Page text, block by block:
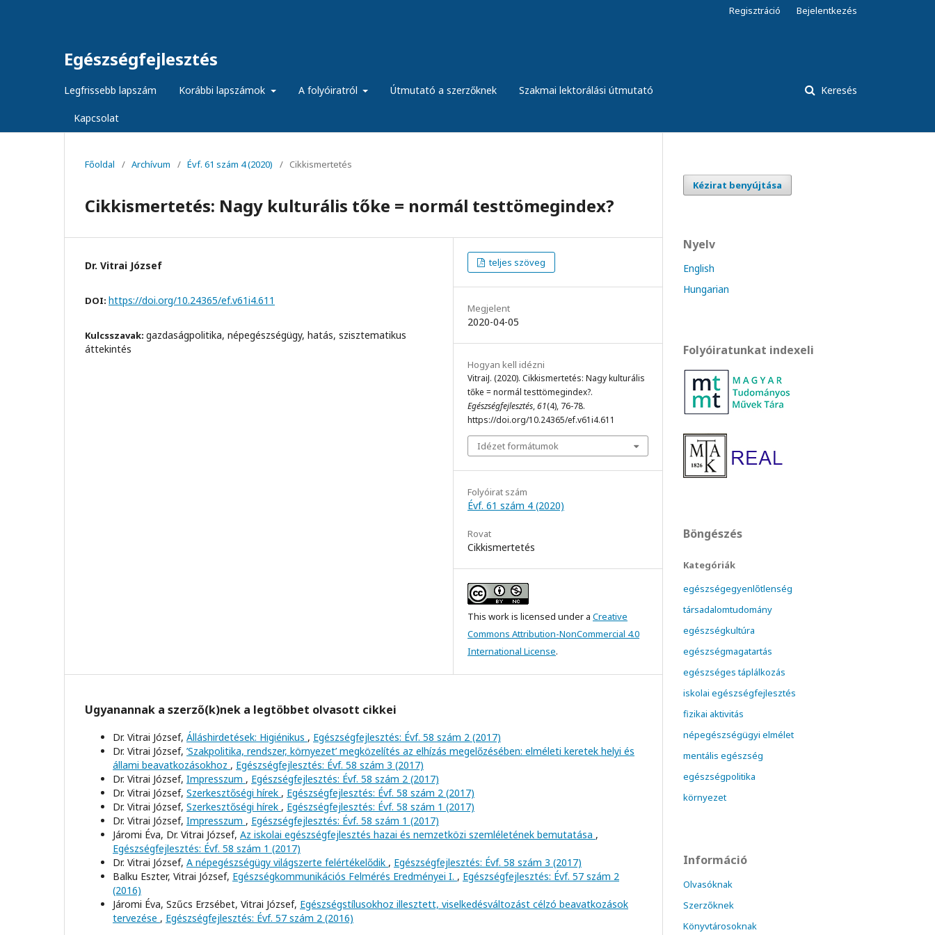
Egészségfejlesztés
Legfrissebb lapszám Korábbi lapszámok A folyóiratról Útmutató a szerzőknek Szakmai lektorálási útmutató
Kapcsolat
Keresés
Regisztráció Bejelentkezés
Főoldal / Archívum / Évf. 61 szám 4 (2020) / Cikkismertetés
Cikkismertetés: Nagy kulturális tőke = normál testtömegindex?
Dr. Vitrai József
DOI: https://doi.org/10.24365/ef.v61i4.611
Kulcsszavak: gazdaságpolitika, népegészségügy, hatás, szisztematikus
áttekintés
teljes szöveg
Megjelent
2020-04-05
Hogyan kell idézni
VitraiJ. (2020). Cikkismertetés: Nagy kulturális
tőke = normál testtömegindex?.
Egészségfejlesztés,61(4), 76-78.
https://doi.org/10.24365/ef.v61i4.611
Idézet formátumok
Folyóirat szám
Évf. 61 szám 4 (2020)
Rovat
Cikkismertetés
This work is licensed under a Creative
Commons Attribution-NonCommercial 4.0
International License.
Ugyanannak a szerző(k)nek a legtöbbet olvasott cikkei
Dr. Vitrai József, Álláshirdetések: Higiénikus , Egészségfejlesztés: Évf. 58 szám 2 (2017)
Dr. Vitrai József, ’Szakpolitika, rendszer, környezet’ megközelítés az elhízás megelőzésében: elméleti keretek helyi és
állami beavatkozásokhoz , Egészségfejlesztés: Évf. 58 szám 3 (2017)
Dr. Vitrai József, Impresszum , Egészségfejlesztés: Évf. 58 szám 2 (2017)
Dr. Vitrai József, Szerkesztőségi hírek , Egészségfejlesztés: Évf. 58 szám 2 (2017)
Dr. Vitrai József, Szerkesztőségi hírek , Egészségfejlesztés: Évf. 58 szám 1 (2017)
Dr. Vitrai József, Impresszum , Egészségfejlesztés: Évf. 58 szám 1 (2017)
Járomi Éva, Dr. Vitrai József, Az iskolai egészségfejlesztés hazai és nemzetközi szemléletének bemutatása ,
Egészségfejlesztés: Évf. 58 szám 1 (2017)
Dr. Vitrai József, A népegészségügy világszerte felértékelődik , Egészségfejlesztés: Évf. 58 szám 3 (2017)
Balku Eszter, Vitrai József, Egészségkommunikációs Felmérés Eredményei I. , Egészségfejlesztés: Évf. 57 szám 2
(2016)
Járomi Éva, Szűcs Erzsébet, Vitrai József, Egészségstílusokhoz illesztett, viselkedésváltozást célzó beavatkozások
tervezése , Egészségfejlesztés: Évf. 57 szám 2 (2016)
Kézirat benyújtása
Nyelv
English
Hungarian
Folyóiratunkat indexeli
Böngészés
Kategóriák
egészségegyenlőtlenség
társadalomtudomány
egészségkultúra
egészségmagatartás
egészséges táplálkozás
iskolai egészségfejlesztés
fizikai aktivitás
népegészségügyi elmélet
mentális egészség
egészségpolitika
környezet
Információ
Olvasóknak
Szerzőknek
Könyvtárosoknak